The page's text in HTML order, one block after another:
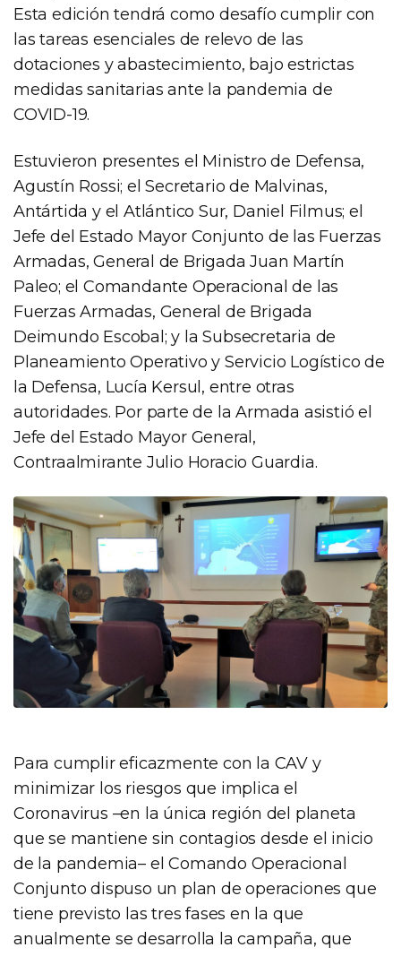
Esta edición tendrá como desafío cumplir con
las tareas esenciales de relevo de las
dotaciones y abastecimiento, bajo estrictas
medidas sanitarias ante la pandemia de
COVID-19.
Estuvieron presentes el Ministro de Defensa,
Agustín Rossi; el Secretario de Malvinas,
Antártida y el Atlántico Sur, Daniel Filmus; el
Jefe del Estado Mayor Conjunto de las Fuerzas
Armadas, General de Brigada Juan Martín
Paleo; el Comandante Operacional de las
Fuerzas Armadas, General de Brigada
Deimundo Escobal; y la Subsecretaria de
Planeamiento Operativo y Servicio Logístico de
la Defensa, Lucía Kersul, entre otras
autoridades. Por parte de la Armada asistió el
Jefe del Estado Mayor General,
Contraalmirante Julio Horacio Guardia.
Para cumplir eficazmente con la CAV y
minimizar los riesgos que implica el
Coronavirus –en la única región del planeta
que se mantiene sin contagios desde el inicio
de la pandemia– el Comando Operacional
Conjunto dispuso un plan de operaciones que
tiene previsto las tres fases en la que
anualmente se desarrolla la campaña, que